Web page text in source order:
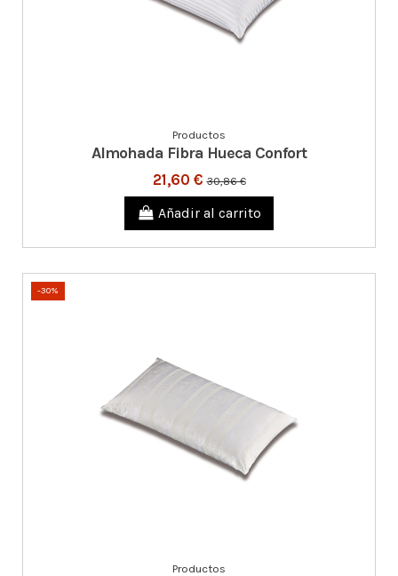
Productos
Almohada Fibra Hueca Confort
21,60 €30,86 €
Añadir al carrito
-30%
Productos